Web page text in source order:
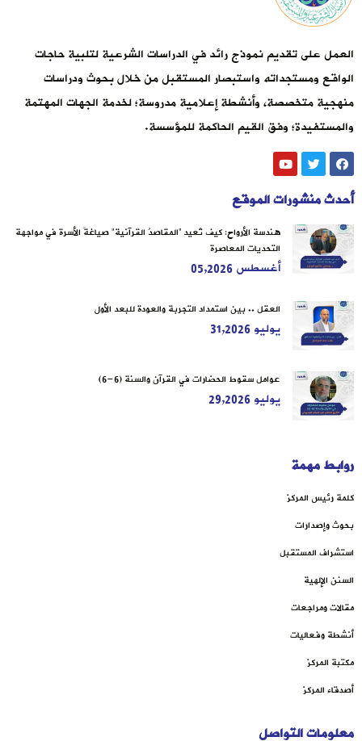
العمل على تقديم نموذج رائد في الدراسات الشرعية لتلبية حاجات
الواقع ومستجداته واستبصار المستقبل من خلال بحوث ودراسات
منهجية متخصصة، وأنشطة إعلامية مدروسة؛ لخدمة الجهات المهتمة
والمستفيدة؛ وفق القيم الحاكمة للمؤسسة.
أحدث منشورات الموقع
هندسة الأرواح: كيف تُعيد “المقاصدُ القرآنية” صياغةَ الأسرة في مواجهة
التحديات المعاصرة
أغسطس 05,2026
العقل .. بين استمداد التجربة والعودة للبعد الأول
يوليو 31,2026
عوامل سقوط الحضارات في القرآن والسنة (6-6)
يوليو 29,2026
روابط مهمة
كلمة رئيس المركز
بحوث وإصدارات
استشراف المستقبل
السنن الإلهية
مقالات ومراجعات
أنشطة وفعاليات
مكتبة المركز
أصدقاء المركز
معلومات التواصل